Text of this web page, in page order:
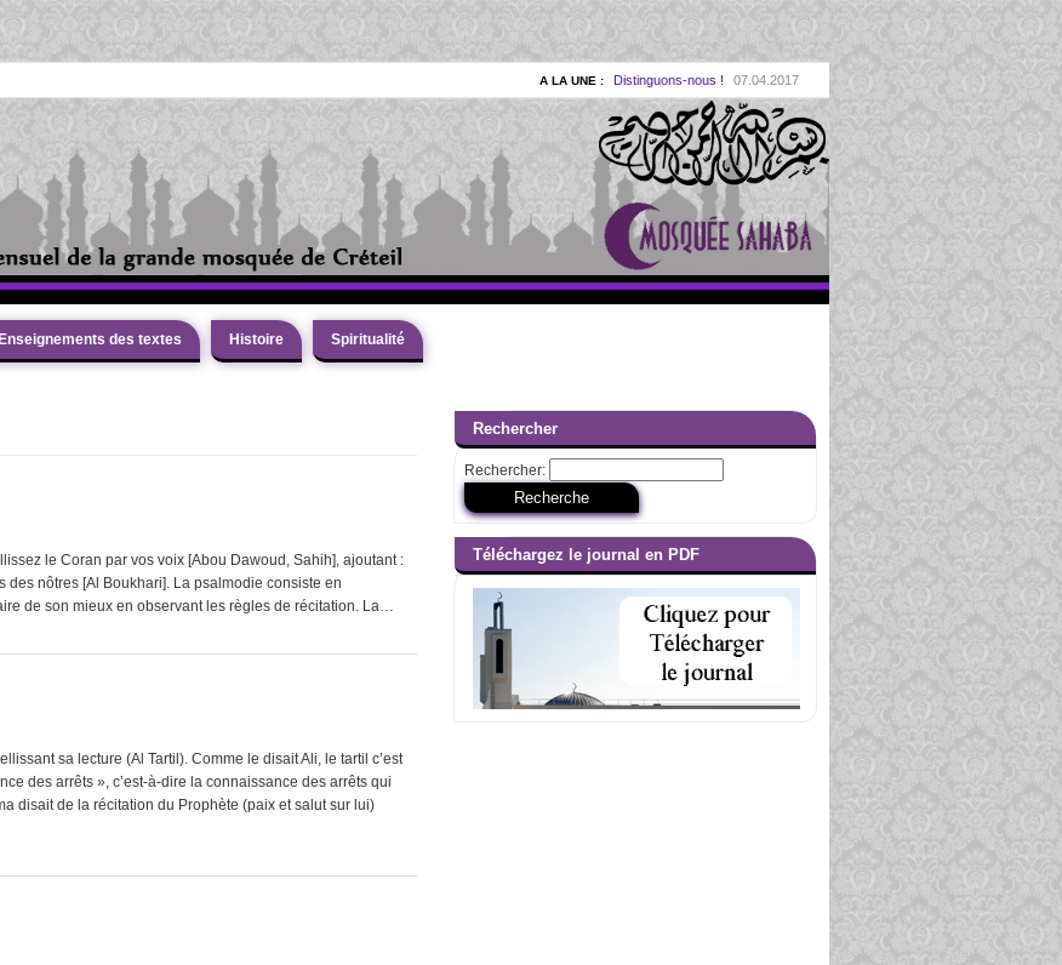
A LA UNE : Distinguons-nous ! 07.04.2017
Le Coran, la Sounnah… & la raison 10.02.2017 |
A LA UNE : Mohamed Rasoul Allah 27.01.2017 |
A LA UNE : La reconquête de nos valeurs 27.01.2017
A LA UNE : Les bien-aimés d’Allah 11.11.2016 |
A LA UNE : Comprendre La Sounnah à la lumière du Coran 03.10.2014 |
A LA UNE : La consécration à Dieu (al ikhlas) 04.10.2013 |
A LA UNE :
A LA UNE : L’Islam et l’engagement dans la société
A LA UNE : Al ihsan ou l’excellence dans les oeuvres
Entre ‘salafisme’ et ‘soufisme’, chez Ibn Taymiya, Ibn al Qayyim & Ibn al Jawzi
A LA UNE : La loyauté envers le Coran 01.11.2010 |
A LA UNE : Les Kharijites [Al Khawarij] 01.06.2010 |
Douceur et compassion 01.01.2009
Jésus fils de Marie [‘Issa Ibn Mariam] (1/3) 01.04.2008
Edito Août 05.08.2017
A LA UNE : Ali Ibn Abi Taleb 30.06.2017
Enseignements des textes Histoire Spiritualité
le Coran par vos voix [Abou Dawoud, Sahih], ajoutant :
des nôtres [Al Boukhari]. La psalmodie consiste en
de son mieux en observant les règles de récitation. La…
sa lecture (Al Tartil). Comme le disait Ali, le tartil c’est
des arrêts », c’est-à-dire la connaissance des arrêts qui
disait de la récitation du Prophète (paix et salut sur lui)
Rechercher
Rechercher:
Téléchargez le journal en PDF